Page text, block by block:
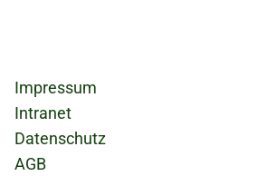
Impressum
Intranet
Datenschutz
AGB